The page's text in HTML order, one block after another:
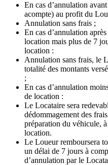
En cas d’annulation
acompte) au profit du
Annulation sans frais ;
En cas d’annulation
location mais plus de 7
location :
Annulation sans frais, le
totalité des montants
;
En cas d’annulation
de location :
Le Locataire sera
dédommagement des
préparation du véhicule,
location.
Le Loueur remboursera
un délai de 7 jours à
d’annulation par le